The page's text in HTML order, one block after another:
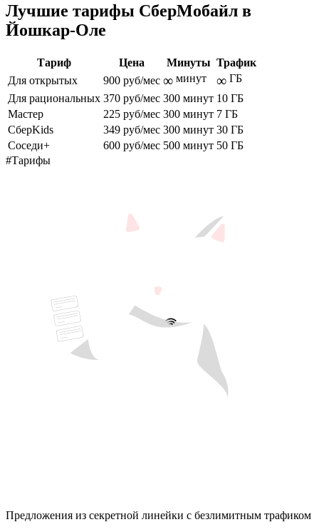
Лучшие тарифы СберМобайл в
Йошкар-Оле
Тариф Цена Минуты Трафик
Для открытых
900 руб/мес ∞ минут ∞ ГБ
Для рациональных 370 руб/мес 300 минут 10 ГБ
Мастер
225 руб/мес 300 минут 7 ГБ
СберKids
349 руб/мес 300 минут 30 ГБ
Соседи+
600 руб/мес 500 минут 50 ГБ
#Тарифы
Предложения из секретной линейки с безлимитным трафиком